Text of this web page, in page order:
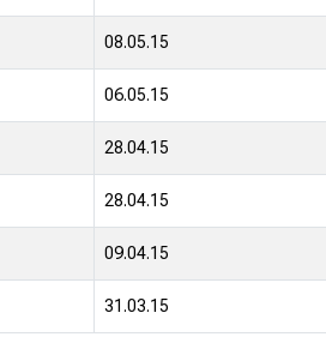
08.05.15
06.05.15
28.04.15
28.04.15
09.04.15
31.03.15